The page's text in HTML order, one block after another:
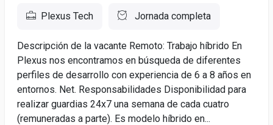
Plexus Tech Jornada completa
Descripción de la vacante Remoto: Trabajo híbrido En
Plexus nos encontramos en búsqueda de diferentes
perfiles de desarrollo con experiencia de 6 a 8 años en
entornos. Net. Responsabilidades Disponibilidad para
realizar guardias 24x7 una semana de cada cuatro
(remuneradas a parte). Es modelo híbrido en...